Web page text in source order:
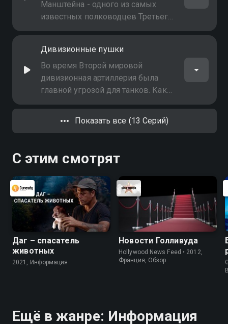
Манштейна - одного из самых
известных полководцев Третьего
рейха, во Второй мировой войне
массированного применения
артиллерии, как при наступлении
на Севастополь
Дивизионные пушки
Во время Второй мировой
дивизионная артиллерия была
главной угрозой для танков. Какие
орудия использовали в РККА и
армиях Союзников, а какие - в
вермахте?
Показать все (13 Серий)
С этим смотрят
Даг – спасатель
животных
2021, Информация
Новости Голливуда
Hollywood News Feed • 2012,
Франция, Обзор
Ещё в жанре: Информация